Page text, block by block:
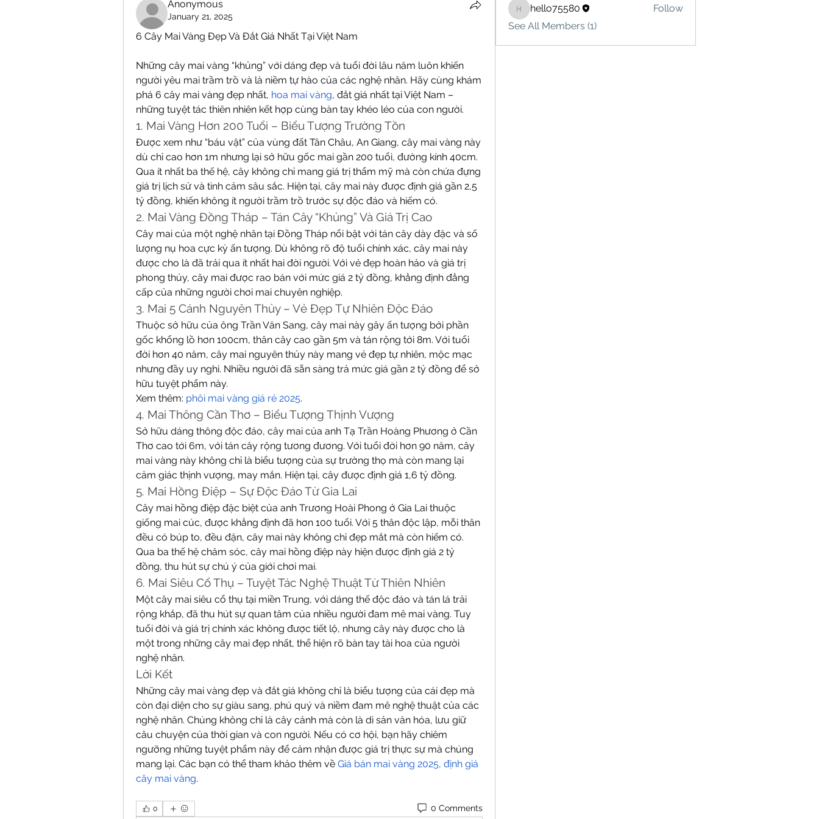
Anonymous
January 21, 2025
6 Cây Mai Vàng Đẹp Và Đắt Giá Nhất Tại Việt Nam
Những cây mai vàng “khủng” với dáng đẹp và tuổi đời lâu năm luôn khiến
người yêu mai trầm trồ và là niềm tự hào của các nghệ nhân. Hãy cùng khám
phá 6 cây mai vàng đẹp nhất, hoa mai vàng, đắt giá nhất tại Việt Nam –
những tuyệt tác thiên nhiên kết hợp cùng bàn tay khéo léo của con người.
1. Mai Vàng Hơn 200 Tuổi – Biểu Tượng Trường Tồn
Được xem như “báu vật” của vùng đất Tân Châu, An Giang, cây mai vàng này
dù chỉ cao hơn 1m nhưng lại sở hữu gốc mai gần 200 tuổi, đường kính 40cm.
Qua ít nhất ba thế hệ, cây không chỉ mang giá trị thẩm mỹ mà còn chứa đựng
giá trị lịch sử và tình cảm sâu sắc. Hiện tại, cây mai này được định giá gần 2,5
tỷ đồng, khiến không ít người trầm trồ trước sự độc đáo và hiếm có.
2. Mai Vàng Đồng Tháp – Tán Cây “Khủng” Và Giá Trị Cao
Cây mai của một nghệ nhân tại Đồng Tháp nổi bật với tán cây dày đặc và số
lượng nụ hoa cực kỳ ấn tượng. Dù không rõ độ tuổi chính xác, cây mai này
được cho là đã trải qua ít nhất hai đời người. Với vẻ đẹp hoàn hảo và giá trị
phong thủy, cây mai được rao bán với mức giá 2 tỷ đồng, khẳng định đẳng
cấp của những người chơi mai chuyên nghiệp.
3. Mai 5 Cánh Nguyên Thủy – Vẻ Đẹp Tự Nhiên Độc Đáo
Thuộc sở hữu của ông Trần Văn Sang, cây mai này gây ấn tượng bởi phần
gốc khổng lồ hơn 100cm, thân cây cao gần 5m và tán rộng tới 8m. Với tuổi
đời hơn 40 năm, cây mai nguyên thủy này mang vẻ đẹp tự nhiên, mộc mạc
nhưng đầy uy nghi. Nhiều người đã sẵn sàng trả mức giá gần 2 tỷ đồng để sở
hữu tuyệt phẩm này.
Xem thêm: phôi mai vàng giá rẻ 2025.
4. Mai Thông Cần Thơ – Biểu Tượng Thịnh Vượng
Sở hữu dáng thông độc đáo, cây mai của anh Tạ Trần Hoàng Phương ở Cần
Thơ cao tới 6m, với tán cây rộng tương đương. Với tuổi đời hơn 90 năm, cây
mai vàng này không chỉ là biểu tượng của sự trường thọ mà còn mang lại
cảm giác thịnh vượng, may mắn. Hiện tại, cây được định giá 1,6 tỷ đồng.
5. Mai Hồng Điệp – Sự Độc Đáo Từ Gia Lai
Cây mai hồng điệp đặc biệt của anh Trương Hoài Phong ở Gia Lai thuộc
giống mai cúc, được khẳng định đã hơn 100 tuổi. Với 5 thân độc lập, mỗi thân
đều có búp to, đều đặn, cây mai này không chỉ đẹp mắt mà còn hiếm có.
Qua ba thế hệ chăm sóc, cây mai hồng điệp này hiện được định giá 2 tỷ
đồng, thu hút sự chú ý của giới chơi mai.
6. Mai Siêu Cổ Thụ – Tuyệt Tác Nghệ Thuật Từ Thiên Nhiên
Một cây mai siêu cổ thụ tại miền Trung, với dáng thế độc đáo và tán lá trải
rộng khắp, đã thu hút sự quan tâm của nhiều người đam mê mai vàng. Tuy
tuổi đời và giá trị chính xác không được tiết lộ, nhưng cây này được cho là
một trong những cây mai đẹp nhất, thể hiện rõ bàn tay tài hoa của người
nghệ nhân.
Lời Kết
Những cây mai vàng đẹp và đắt giá không chỉ là biểu tượng của cái đẹp mà
còn đại diện cho sự giàu sang, phú quý và niềm đam mê nghệ thuật của các
nghệ nhân. Chúng không chỉ là cây cảnh mà còn là di sản văn hóa, lưu giữ
câu chuyện của thời gian và con người. Nếu có cơ hội, bạn hãy chiêm
ngưỡng những tuyệt phẩm này để cảm nhận được giá trị thực sự mà chúng
mang lại. Các bạn có thể tham khảo thêm về Giá bán mai vàng 2025, định giá
cây mai vàng.
0 0 Comments
hello75580
hello75580
Follow
See All Members (1)